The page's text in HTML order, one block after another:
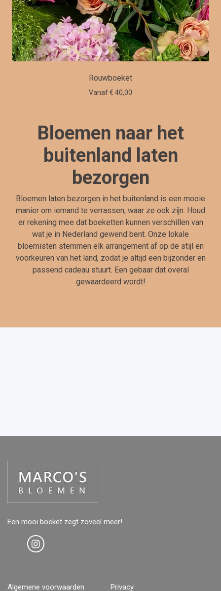
Rouwboeket
Vanaf € 40,00
Bloemen naar het
buitenland laten
bezorgen
Bloemen laten bezorgen in het buitenland is een mooie
manier om iemand te verrassen, waar ze ook zijn. Houd
er rekening mee dat boeketten kunnen verschillen van
wat je in Nederland gewend bent. Onze lokale
bloemisten stemmen elk arrangement af op de stijl en
voorkeuren van het land, zodat je altijd een bijzonder en
passend cadeau stuurt. Een gebaar dat overal
gewaardeerd wordt!
Een mooi boeket zegt zoveel meer!
Algemene voorwaarden Privacy